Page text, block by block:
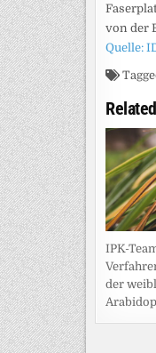
von der
Quelle:
IPK-
der